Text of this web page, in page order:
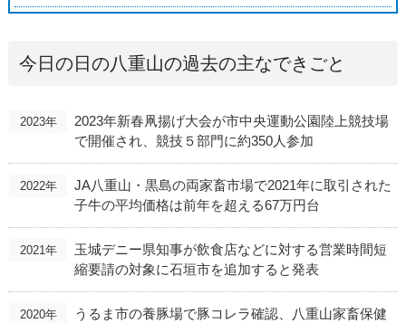
今日の日の八重山の過去の主なできごと
2023年
2023年新春凧揚げ大会が市中央運動公園陸上競技場
で開催され、競技５部門に約350人参加
2022年
JA八重山・黒島の両家畜市場で2021年に取引された
子牛の平均価格は前年を超える67万円台
2021年
玉城デニー県知事が飲食店などに対する営業時間短
縮要請の対象に石垣市を追加すると発表
2020年
うるま市の養豚場で豚コレラ確認、八重山家畜保健